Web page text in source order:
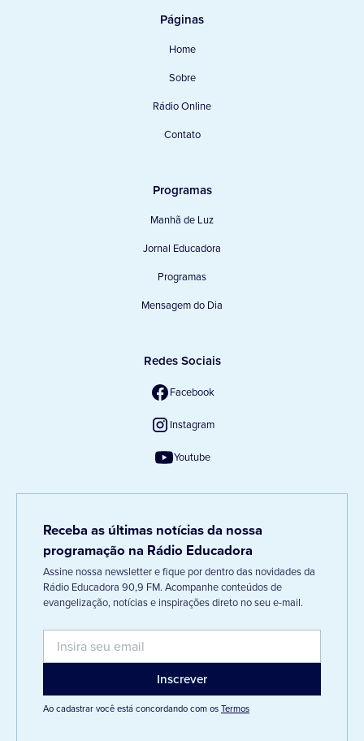
Páginas
Home
Sobre
Rádio Online
Contato
Programas
Manhã de Luz
Jornal Educadora
Programas
Mensagem do Dia
Redes Sociais
Facebook
Instagram
Youtube
Receba as últimas notícias da nossa
programação na Rádio Educadora
Assine nossa newsletter e fique por dentro das novidades da
Rádio Educadora 90,9 FM. Acompanhe conteúdos de
evangelização, notícias e inspirações direto no seu e-mail.
Ao cadastrar você está concordando com osTermos